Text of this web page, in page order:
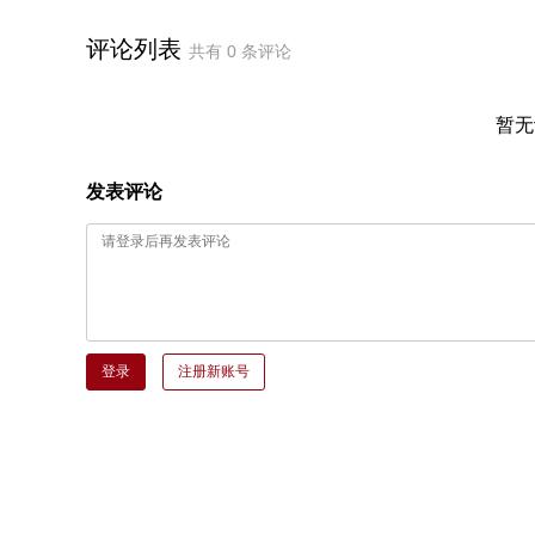
评论列表 共有 0 条评论
暂
发表评论
登录 注册新账号